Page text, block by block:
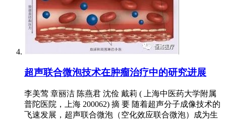
超声联合微泡技术在肿瘤治疗中的研究进展
李美莺 章丽洁 陈燕君 沈俭 戴莉 ( 上海中医药大学附属
普陀医院，上海 200062) 摘 要 随着超声分子成像技术的
飞速发展，超声联合微泡（空化效应联合微泡）成为生